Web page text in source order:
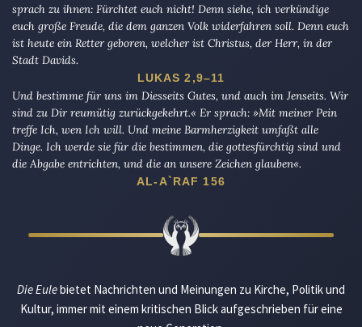
sprach zu ihnen: Fürchtet euch nicht! Denn siehe, ich verkündige
euch große Freude, die dem ganzen Volk widerfahren soll. Denn euch
ist heute ein Retter geboren, welcher ist Christus, der Herr, in der
Stadt Davids.
LUKAS 2,9–11
Und bestimme für uns im Diesseits Gutes, und auch im Jenseits. Wir
sind zu Dir reumütig zurückgekehrt.« Er sprach: »Mit meiner Pein
treffe Ich, wen Ich will. Und meine Barmherzigkeit umfaßt alle
Dinge. Ich werde sie für die bestimmen, die gottesfürchtig sind und
die Abgabe entrichten, und die an unsere Zeichen glauben«.
AL-A`RAF 156
Die Eulebietet Nachrichten und Meinungen zu Kirche, Politik und
Kultur, immer mit einem kritischen Blick aufgeschrieben für eine